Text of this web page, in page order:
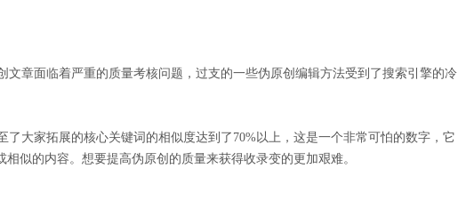
章面临着严重的质量考核问题，过支的一些伪原创编辑方法受到了搜索引擎的冷
大家拓展的核心关键词的相似度达到了70%以上，这是一个非常可怕的数字，它
似的内容。想要提高伪原创的质量来获得收录变的更加艰难。